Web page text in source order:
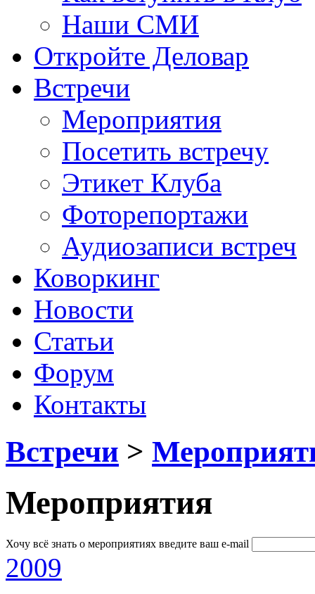
Наши СМИ
Откройте Деловар
Встречи
Мероприятия
Посетить встречу
Этикет Клуба
Фоторепортажи
Аудиозаписи встреч
Коворкинг
Новости
Статьи
Форум
Контакты
Встречи >
Мероприятия
Хочу всё знать о мероприятиях введите ваш e-mail
2009